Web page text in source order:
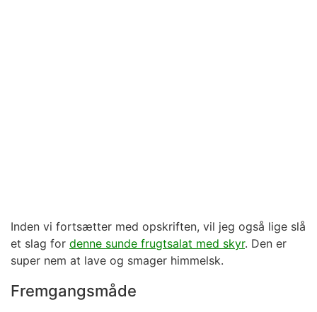
Inden vi fortsætter med opskriften, vil jeg også lige slå
et slag for denne sunde frugtsalat med skyr. Den er
super nem at lave og smager himmelsk.
Fremgangsmåde